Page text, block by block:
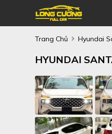
Trang Chủ Hyundai
HYUNDAI